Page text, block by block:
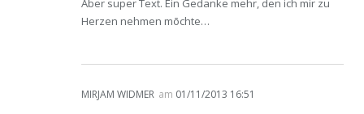
Aber super Text. Ein Gedanke mehr, den ich mir zu
Herzen nehmen mōchte…
MIRJAM WIDMER am 01/11/2013 16:51